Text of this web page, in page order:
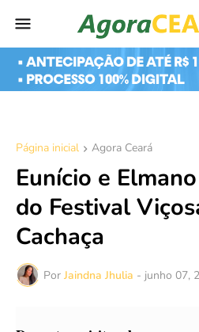
Página inicial Agora Ceará
Eunício e
do Festival
Cachaça
Por Jaindna Jhulia - junho 07,